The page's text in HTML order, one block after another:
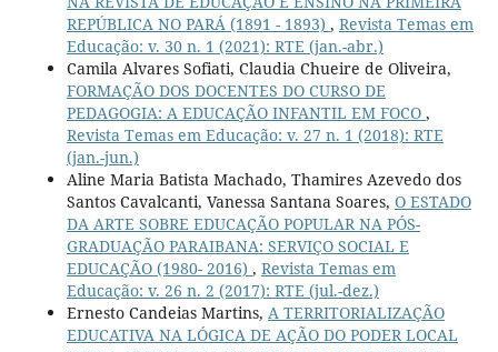
REPÚBLICA NO PARÁ (1891 - 1893) , Revista Temas em
Educação: v. 30 n. 1 (2021): RTE (jan.-abr.)
Camila Alvares Sofiati, Claudia Chueire de Oliveira,
FORMAÇÃO DOS DOCENTES DO CURSO DE
PEDAGOGIA: A EDUCAÇÃO INFANTIL EM FOCO ,
Revista Temas em Educação: v. 27 n. 1 (2018): RTE
(jan.-jun.)
Aline Maria Batista Machado, Thamires Azevedo dos
Santos Cavalcanti, Vanessa Santana Soares, O ESTADO
DA ARTE SOBRE EDUCAÇÃO POPULAR NA PÓS-
GRADUAÇÃO PARAIBANA: SERVIÇO SOCIAL E
EDUCAÇÃO (1980- 2016) , Revista Temas em
Educação: v. 26 n. 2 (2017): RTE (jul.-dez.)
Ernesto Candeias Martins, A TERRITORIALIZAÇÃO
EDUCATIVA NA LÓGICA DE AÇÃO DO PODER LOCAL